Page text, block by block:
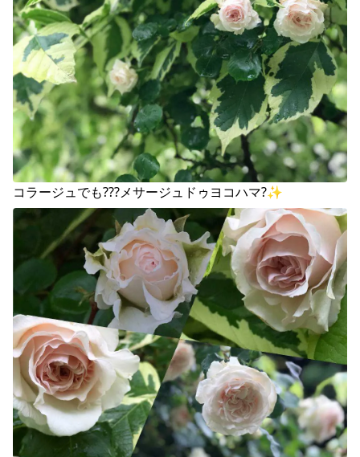
コラージュでも???メサージュドゥヨコハマ?✨